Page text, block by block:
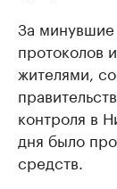
За минувшие
протоколов
жителями,
контроля в
дня было
средств.